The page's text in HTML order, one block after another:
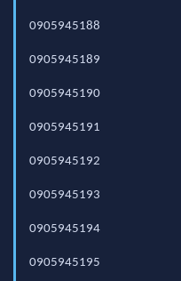
0905945188
0905945189
0905945190
0905945191
0905945192
0905945193
0905945194
0905945195